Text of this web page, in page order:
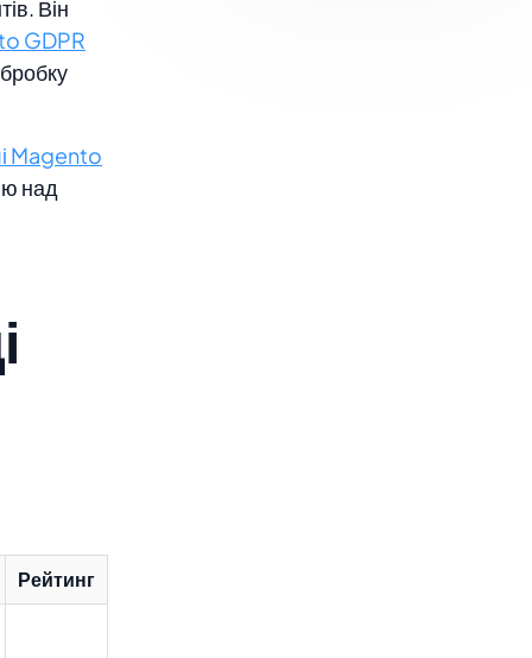
Він
GDPR
Magento
над
Рейтинг